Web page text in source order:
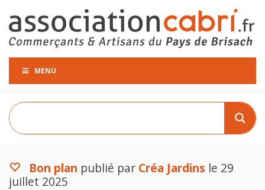
MENU
Bon plan publié par Créa Jardins le 29
juillet 2025